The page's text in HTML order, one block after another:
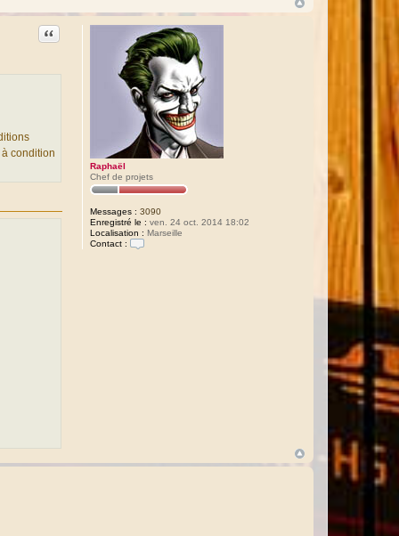
Raphaël
Chef de projets
Messages : 3090
Enregistré le : ven. 24 oct. 2014 18:02
Localisation : Marseille
Contact :
Citation
condition